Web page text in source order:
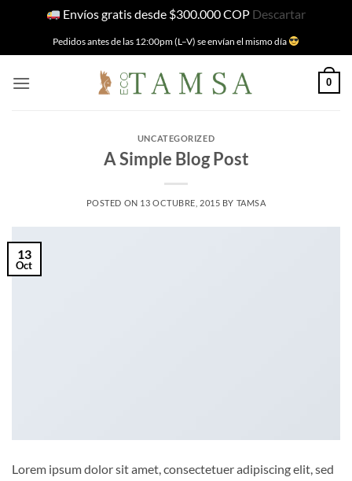
Envíos gratis desde $300.000 COP Descartar
to
content
Pedidos antes de las 12:00pm (L–V) se envían el mismo día
0
UNCATEGORIZED
A Simple Blog Post
POSTED ON 13 OCTUBRE, 2015 BY TAMSA
13
Oct
Lorem ipsum dolor sit amet, consectetuer adipiscing elit, sed